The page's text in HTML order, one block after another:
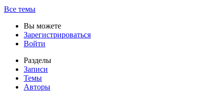
Все темы
Вы можете
Зарегистрироваться
Войти
Разделы
Записи
Темы
Авторы